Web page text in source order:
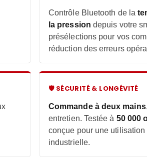
Contrôle Bluetooth de la
la pression depuis votre
présélections pour vos
réduction des erreurs
🛡 SÉCURITÉ & LONGÉVITÉ
Commande à deux mains
entretien. Testée à 50 000
conçue pour une
industrielle.